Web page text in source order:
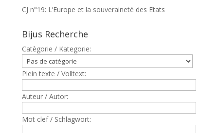
CJ n°19: L’Europe et la souveraineté des Etats
Bijus Recherche
Catègorie / Kategorie:
Plein texte / Volltext:
Auteur / Autor:
Mot clef / Schlagwort: